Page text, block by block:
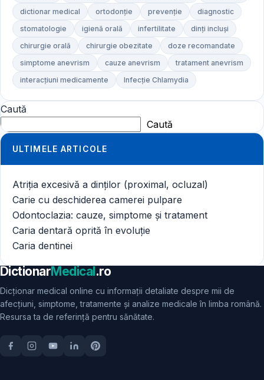
dictionar medical
ortodonție prevenție
diagnostic
stomatologie
igienă orală infertilitate
dinți incluși
chirurgie orală
chirurgie obezitate
doze recomandate
simptome anevrism
cauze anevrism
tratament anevrism
interacțiuni medicamente
Infecție Chlamydia
Caută
Caută
ULTIMELE ARTICOLE
Atriția excesivă a dinților (proximal, ocluzal)
Carie cu deschiderea camerei pulpare
Odontoclazia: cauze, simptome și tratament
Caria dentară oprită în evoluție
Caria dentinei
DictionarMedical.ro
Dicționar medical online cu informații detaliate despre mii de
afecțiuni, simptome, tratamente și analize medicale în limba română.
Resursa ta de referință pentru sănătate.